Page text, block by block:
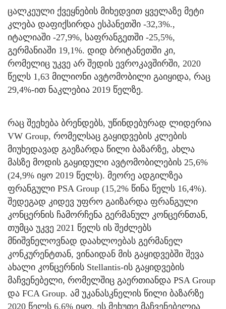
ცალკეული ქვეყნების მიხედვით ყველაზე მეტი
კლება დაფიქსირდა ესპანეთში -32,3%.,
იტალიაში -27,9%, საფრანგეთში -25,5%,
გერმანიაში 19,1%. დიდ ბრიტანეთში კი,
რომელიც უკვე არ შედის ევროკავშირში, 2020
წელს 1,63 მილიონი ავტომობილი გაიყიდა, რაც
29,4%-ით ნაკლებია 2019 წელზე.
რაც შეეხება ბრენდებს, უწინდებურად ლიდერია
VW Group, რომელსაც გაყიდვების კლების
მიუხედავად გაეზარდა წილი ბაზარზე, ახლა
მასზე მოდის გაყიდული ავტომობილების 25,6%
(24,9% იყო 2019 წელს). მეორე ადგილზეა
ფრანგული PSA Group (15,2% წინა წელს 16,4%).
შედეგად კიდევ უფრო გაიზარდა ფრანგული
კონცერნის ჩამორჩენა გერმანულ კონცერნთან,
თუმცა უკვე 2021 წელს ის შეძლებს
მნიშვნელოვნად დაახლოებას გერმანელ
კონკურენტთან, ვინაიდან მის გაყიდვებში შევა
ახალი კონცერნის Stellantis-ის გაყიდვების
მაჩვენებელი, რომელშიც გაერთიანდა PSA Group
და FCA Group. ამ უკანასკნელის წილი ბაზარზე
2020 წელს 6,6% იყო, ეს მეხუთე მაჩვენებელია